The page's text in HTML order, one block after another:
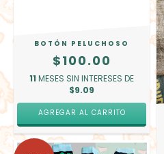
BOTÓN PELUCHOSO
$100.00
11 MESES SIN INTERESES DE
$9.09
AGREGAR AL CARRITO